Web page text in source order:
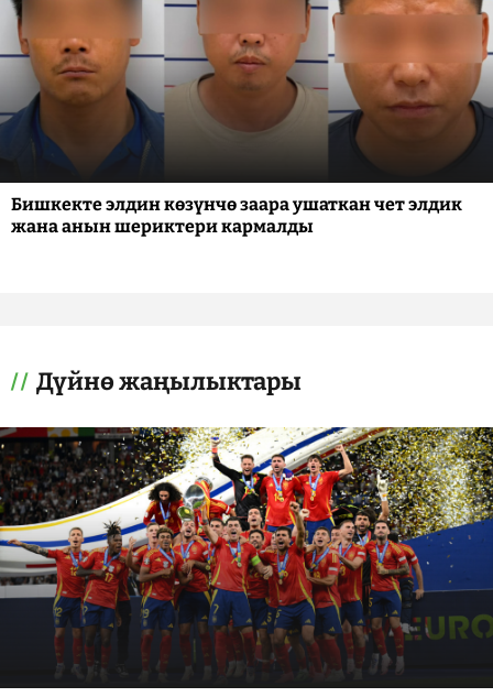
Бишкекте элдин көзүнчө заара ушаткан чет элдик
жана анын шериктери кармалды
Дүйнө жаңылыктары